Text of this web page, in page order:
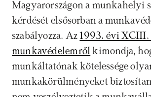
Magyarországon a munkahelyi
kérdését elsősorban a
szabályozza. Az 1993. évi XCIII.
munkavédelemről kimondja,
munkáltatónak kötelessége
munkakörülményeket